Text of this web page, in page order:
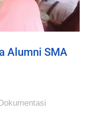
Alumni SMA